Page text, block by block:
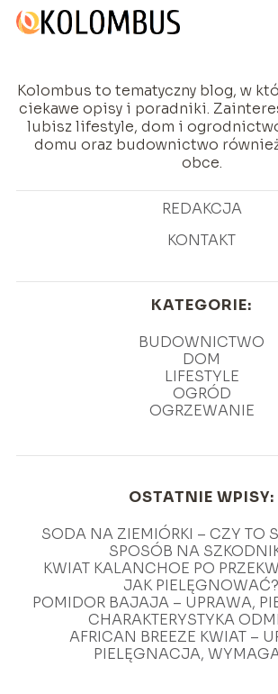
Kolombus to tematyczny blog, w
ciekawe opisy i poradniki.
lubisz lifestyle, dom i
domu oraz budownictwo
obce.
REDAKCJA
KONTAKT
KATEGORIE:
BUDOWNICTWO
DOM
LIFESTYLE
OGRÓD
OGRZEWANIE
OSTATNIE WPISY:
SODA NA ZIEMIÓRKI – CZY TO
SPOSÓB NA
KWIAT KALANCHOE PO
JAK PIELĘGNOWAĆ?
POMIDOR BAJAJA – UPRAWA,
CHARAKTERYSTYKA
AFRICAN BREEZE KWIAT –
PIELĘGNACJA,